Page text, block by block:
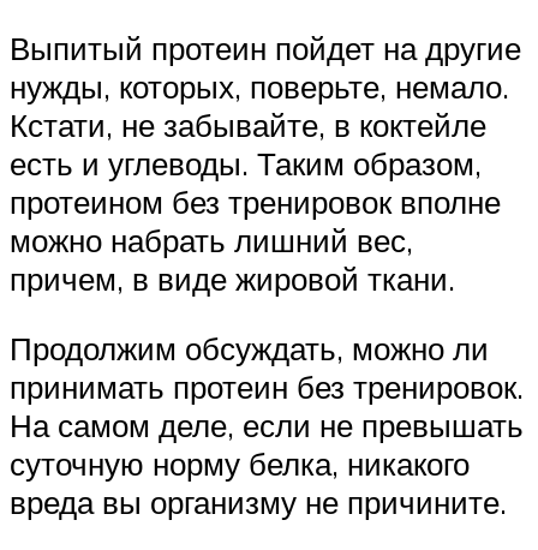
Выпитый протеин пойдет на другие
нужды, которых, поверьте, немало.
Кстати, не забывайте, в коктейле
есть и углеводы. Таким образом,
протеином без тренировок вполне
можно набрать лишний вес,
причем, в виде жировой ткани.
Продолжим обсуждать, можно ли
принимать протеин без тренировок.
На самом деле, если не превышать
суточную норму белка, никакого
вреда вы организму не причините.